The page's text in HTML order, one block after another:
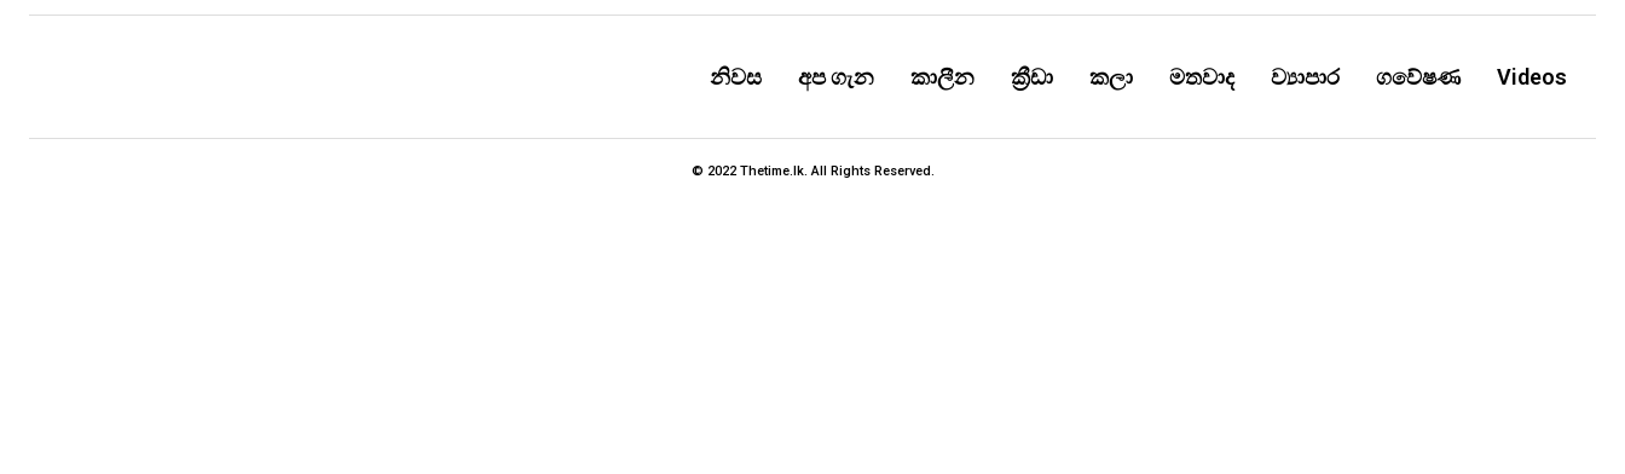
නිවස අප ගැන කාලීන ක්‍රීඩා කලා මතවාද ව්‍යාපාර ගවේෂණ Videos
© 2022 Thetime.lk. All Rights Reserved.